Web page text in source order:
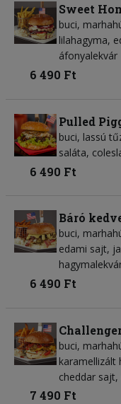
Sweet
buci,
lilahagyma,
áfonyalekvár
6 490 Ft
Pulled
buci, lassú
saláta,
6 490 Ft
Báró
buci,
edami sajt,
6 490 Ft
buci,
karamellizált
cheddar
7 490 Ft